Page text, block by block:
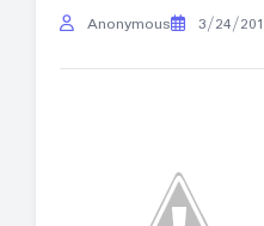
Anonymous 3/24/